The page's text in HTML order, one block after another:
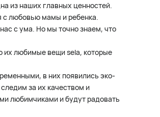
из наших главных ценностей.
с любовью мамы и ребенка.
с ума. Но мы точно знаем, что
их любимые вещи sela, которые
в них появились эко-
за их качеством и
любимчиками и будут радовать